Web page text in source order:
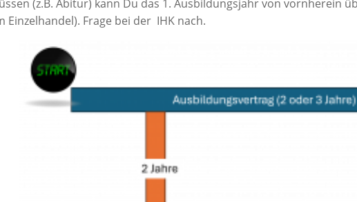
(z.B. Abitur) kann Du das 1. Ausbildungsjahr von vornherein
Frage bei der IHK nach.